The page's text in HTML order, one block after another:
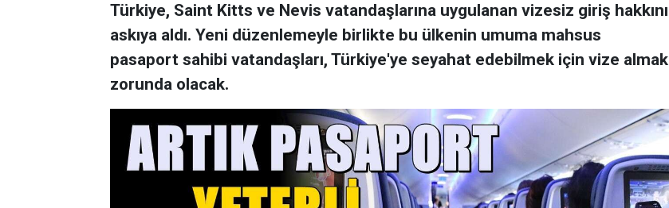
Türkiye, Saint Kitts ve Nevis vatandaşlarına uygulanan vizesiz giriş hakkını
askıya aldı. Yeni düzenlemeyle birlikte bu ülkenin umuma mahsus
pasaport sahibi vatandaşları, Türkiye'ye seyahat edebilmek için vize almak
zorunda olacak.